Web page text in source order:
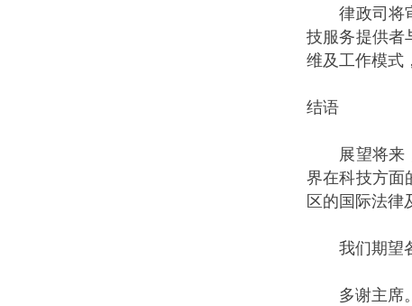
律政司将审
技服务提供者
维及工作模式
结语
展望将来，
界在科技方面
区的国际法律
我们期望各
多谢主席。